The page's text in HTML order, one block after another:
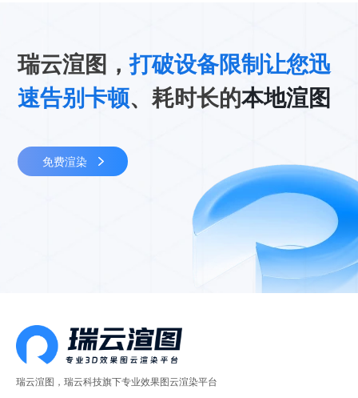
瑞云渲图，打破设备限制让您迅
速告别卡顿、耗时长的本地渲图
免费渲染
瑞云渲图，瑞云科技旗下专业效果图云渲染平台